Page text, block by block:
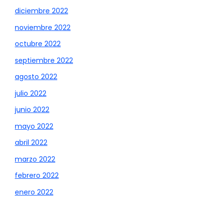
diciembre 2022
noviembre 2022
octubre 2022
septiembre 2022
agosto 2022
julio 2022
junio 2022
mayo 2022
abril 2022
marzo 2022
febrero 2022
enero 2022